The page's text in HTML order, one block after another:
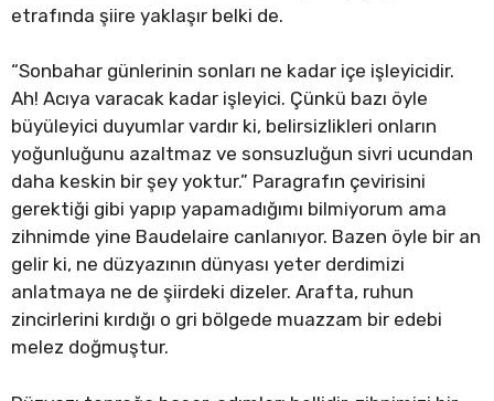
etrafında şiire yaklaşır belki de.
“Sonbahar günlerinin sonları ne kadar içe işleyicidir.
Ah! Acıya varacak kadar işleyici. Çünkü bazı öyle
büyüleyici duyumlar vardır ki, belirsizlikleri onların
yoğunluğunu azaltmaz ve sonsuzluğun sivri ucundan
daha keskin bir şey yoktur.” Paragrafın çevirisini
gerektiği gibi yapıp yapamadığımı bilmiyorum ama
zihnimde yine Baudelaire canlanıyor. Bazen öyle bir an
gelir ki, ne düzyazının dünyası yeter derdimizi
anlatmaya ne de şiirdeki dizeler. Arafta, ruhun
zincirlerini kırdığı o gri bölgede muazzam bir edebi
melez doğmuştur.